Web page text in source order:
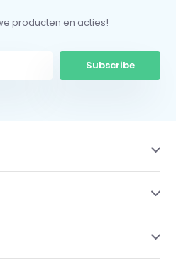
producten en acties!
Subscribe